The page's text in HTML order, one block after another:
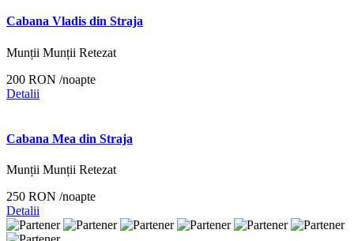
Cabana Vladis din Straja
Munții Munții Retezat
200 RON /noapte
Detalii
Cabana Mea din Straja
Munții Munții Retezat
250 RON /noapte
Detalii